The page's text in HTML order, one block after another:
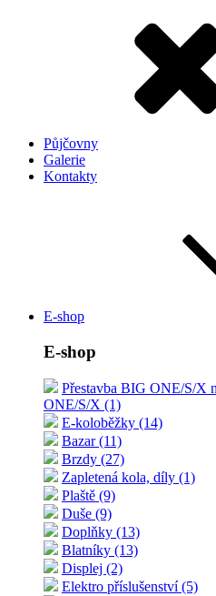
Půjčovny
Galerie
Kontakty
E-shop
E-shop
Přestavba BIG ONE/S/X
ONE/S/X (1)
E-koloběžky (14)
Bazar (11)
Brzdy (27)
Zapletená kola, díly (1)
Plaště (9)
Duše (9)
Doplňky (13)
Blatníky (13)
Displej (2)
Elektro příslušenství (5)